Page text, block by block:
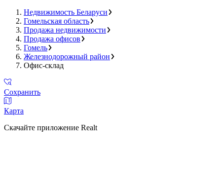
Недвижимость Беларуси
Гомельская область
Продажа недвижимости
Продажа офисов
Гомель
Железнодорожный район
Офис-склад
Сохранить
Карта
Скачайте приложение Realt